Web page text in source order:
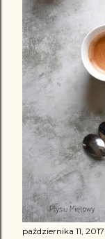
października 11, 2017